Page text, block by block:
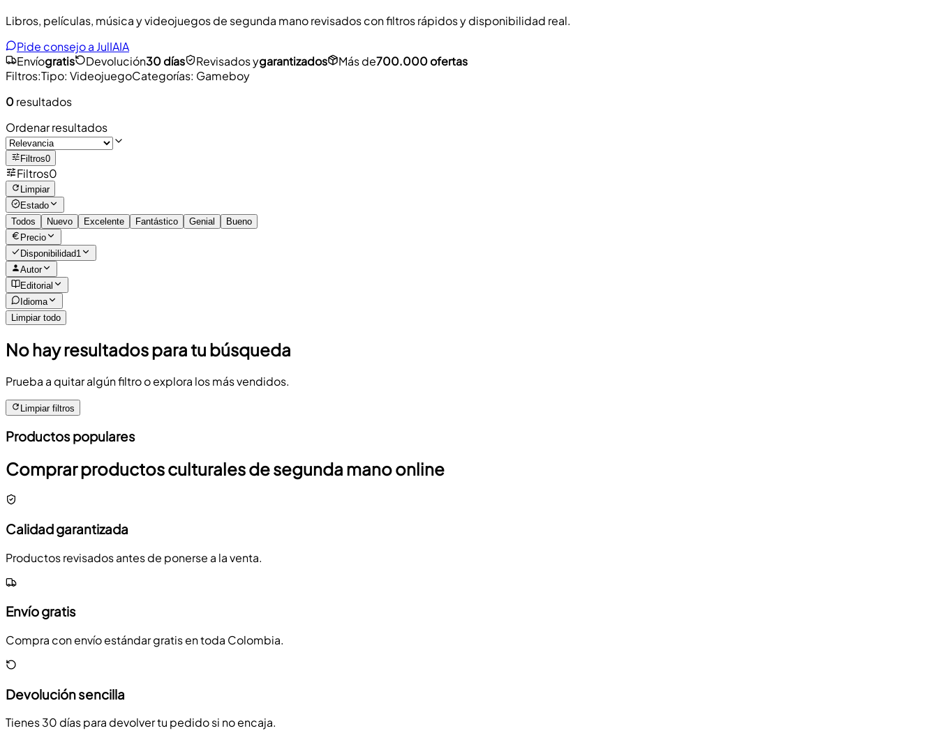
Libros, películas, música y videojuegos de segunda mano revisados con filtros rápidos y disponibilidad real.
Pide consejo a JulIAIA
Envíogratis Devolución30 días Revisados ygarantizados Más de700.000 ofertas
Filtros:Tipo: VideojuegoCategorías: Gameboy
0resultados
Ordenar resultados
Filtros0
Filtros0
Limpiar
Estado
Todos
Nuevo Excelente Fantástico Genial
Bueno
Precio
Disponibilidad1
Autor
Editorial
Idioma
Limpiar todo
No hay resultados para tu búsqueda
Prueba a quitar algún filtro o explora los más vendidos.
Limpiar filtros
Productos populares
Comprar productos culturales de segunda mano online
Calidad garantizada
Productos revisados antes de ponerse a la venta.
Envío gratis
Compra con envío estándar gratis en toda Colombia.
Devolución sencilla
Tienes 30 días para devolver tu pedido si no encaja.